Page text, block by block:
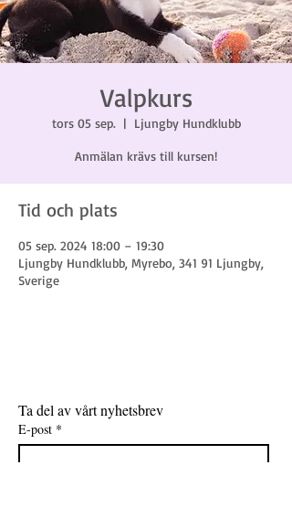
Valpkurs
tors 05 sep.
  |
Ljungby Hundklubb
Anmälan krävs till kursen!
Tid och plats
05 sep. 2024 18:00 – 19:30
Ljungby Hundklubb, Myrebo, 341 91 Ljungby,
Sverige
Ta del av vårt nyhetsbrev
E-post *